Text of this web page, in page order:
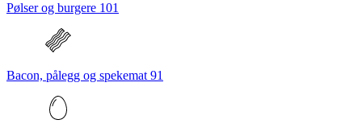
Pølser og burgere 101
Bacon, pålegg og spekemat 91